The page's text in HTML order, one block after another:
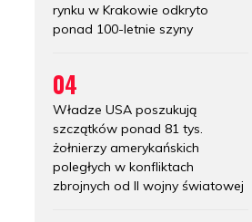
rynku w Krakowie odkryto
ponad 100-letnie szyny
04
Władze USA poszukują
szczątków ponad 81 tys.
żołnierzy amerykańskich
poległych w konfliktach
zbrojnych od II wojny światowej